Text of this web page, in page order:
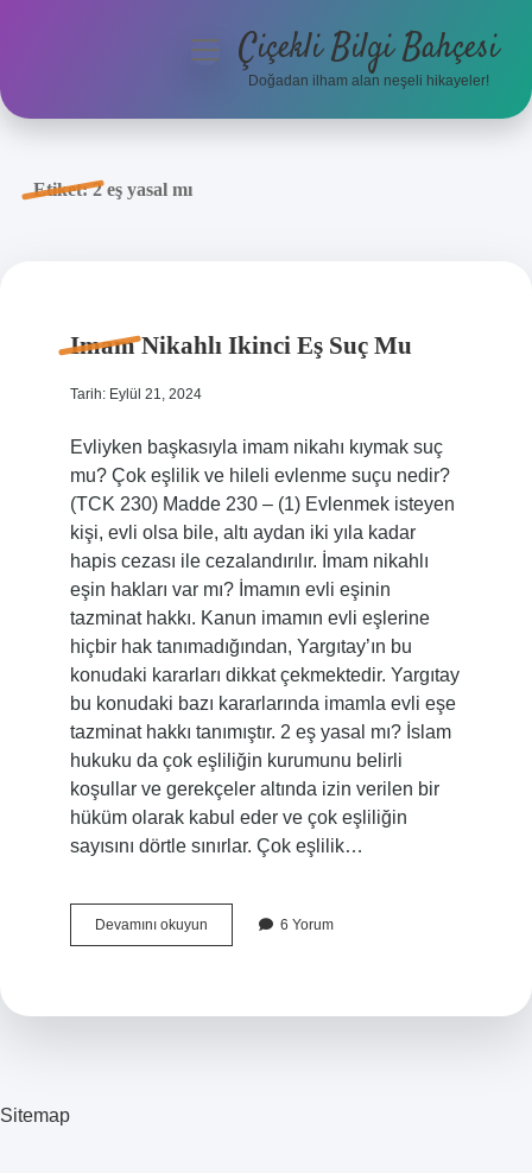
Anasayfa
menüyüÇiçekli Bilgi Bahçesi
Doğadan ilham alan neşeli hikayeler!
Etiket:2 eş yasal mı
Imam Nikahlı Ikinci Eş Suç Mu
Tarih: Eylül 21, 2024
Evliyken başkasıyla imam nikahı kıymak suç
mu? Çok eşlilik ve hileli evlenme suçu nedir?
(TCK 230) Madde 230 – (1) Evlenmek isteyen
kişi, evli olsa bile, altı aydan iki yıla kadar
hapis cezası ile cezalandırılır. İmam nikahlı
eşin hakları var mı? İmamın evli eşinin
tazminat hakkı. Kanun imamın evli eşlerine
hiçbir hak tanımadığından, Yargıtay’ın bu
konudaki kararları dikkat çekmektedir. Yargıtay
bu konudaki bazı kararlarında imamla evli eşe
tazminat hakkı tanımıştır. 2 eş yasal mı? İslam
hukuku da çok eşliliğin kurumunu belirli
koşullar ve gerekçeler altında izin verilen bir
hüküm olarak kabul eder ve çok eşliliğin
sayısını dörtle sınırlar. Çok eşlilik…
Devamını okuyunImam
Nikahlı
6 Yorum
Sitemap